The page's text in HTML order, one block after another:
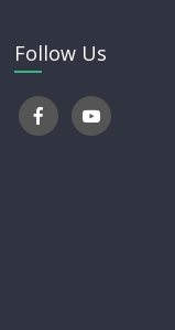
Follow Us